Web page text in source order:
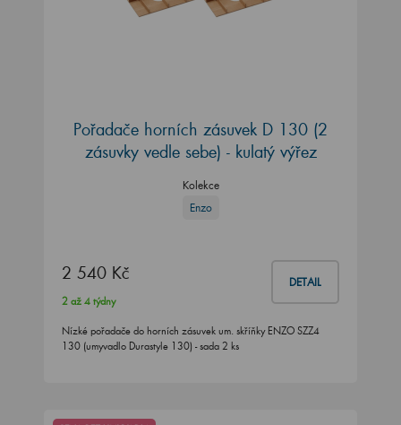
Pořadače horních zásuvek D 130 (2
zásuvky vedle sebe) - kulatý výřez
Kolekce
Enzo
2 540 Kč DETAIL
2 až 4 týdny
Nízké pořadače do horních zásuvek um. skříňky ENZO SZZ4
130 (umyvadlo Durastyle 130) - sada 2 ks